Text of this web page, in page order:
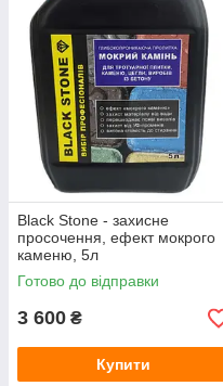
Black Stone - захисне
просочення, ефект мокрого
каменю, 5л
Готово до відправки
3 600 ₴
Купити